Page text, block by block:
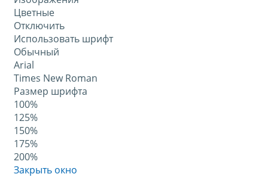
Цветные
Отключить
Использовать шрифт
Обычный
Arial
Times New Roman
Размер шрифта
100%
125%
150%
175%
200%
Закрыть окно